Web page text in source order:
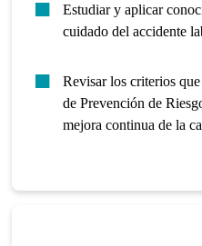
Estudiar y aplicar
cuidado del accidente
Revisar los criterios
de Prevención de
mejora continua de la